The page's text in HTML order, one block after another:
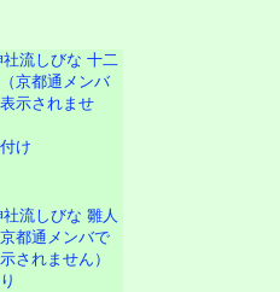
け